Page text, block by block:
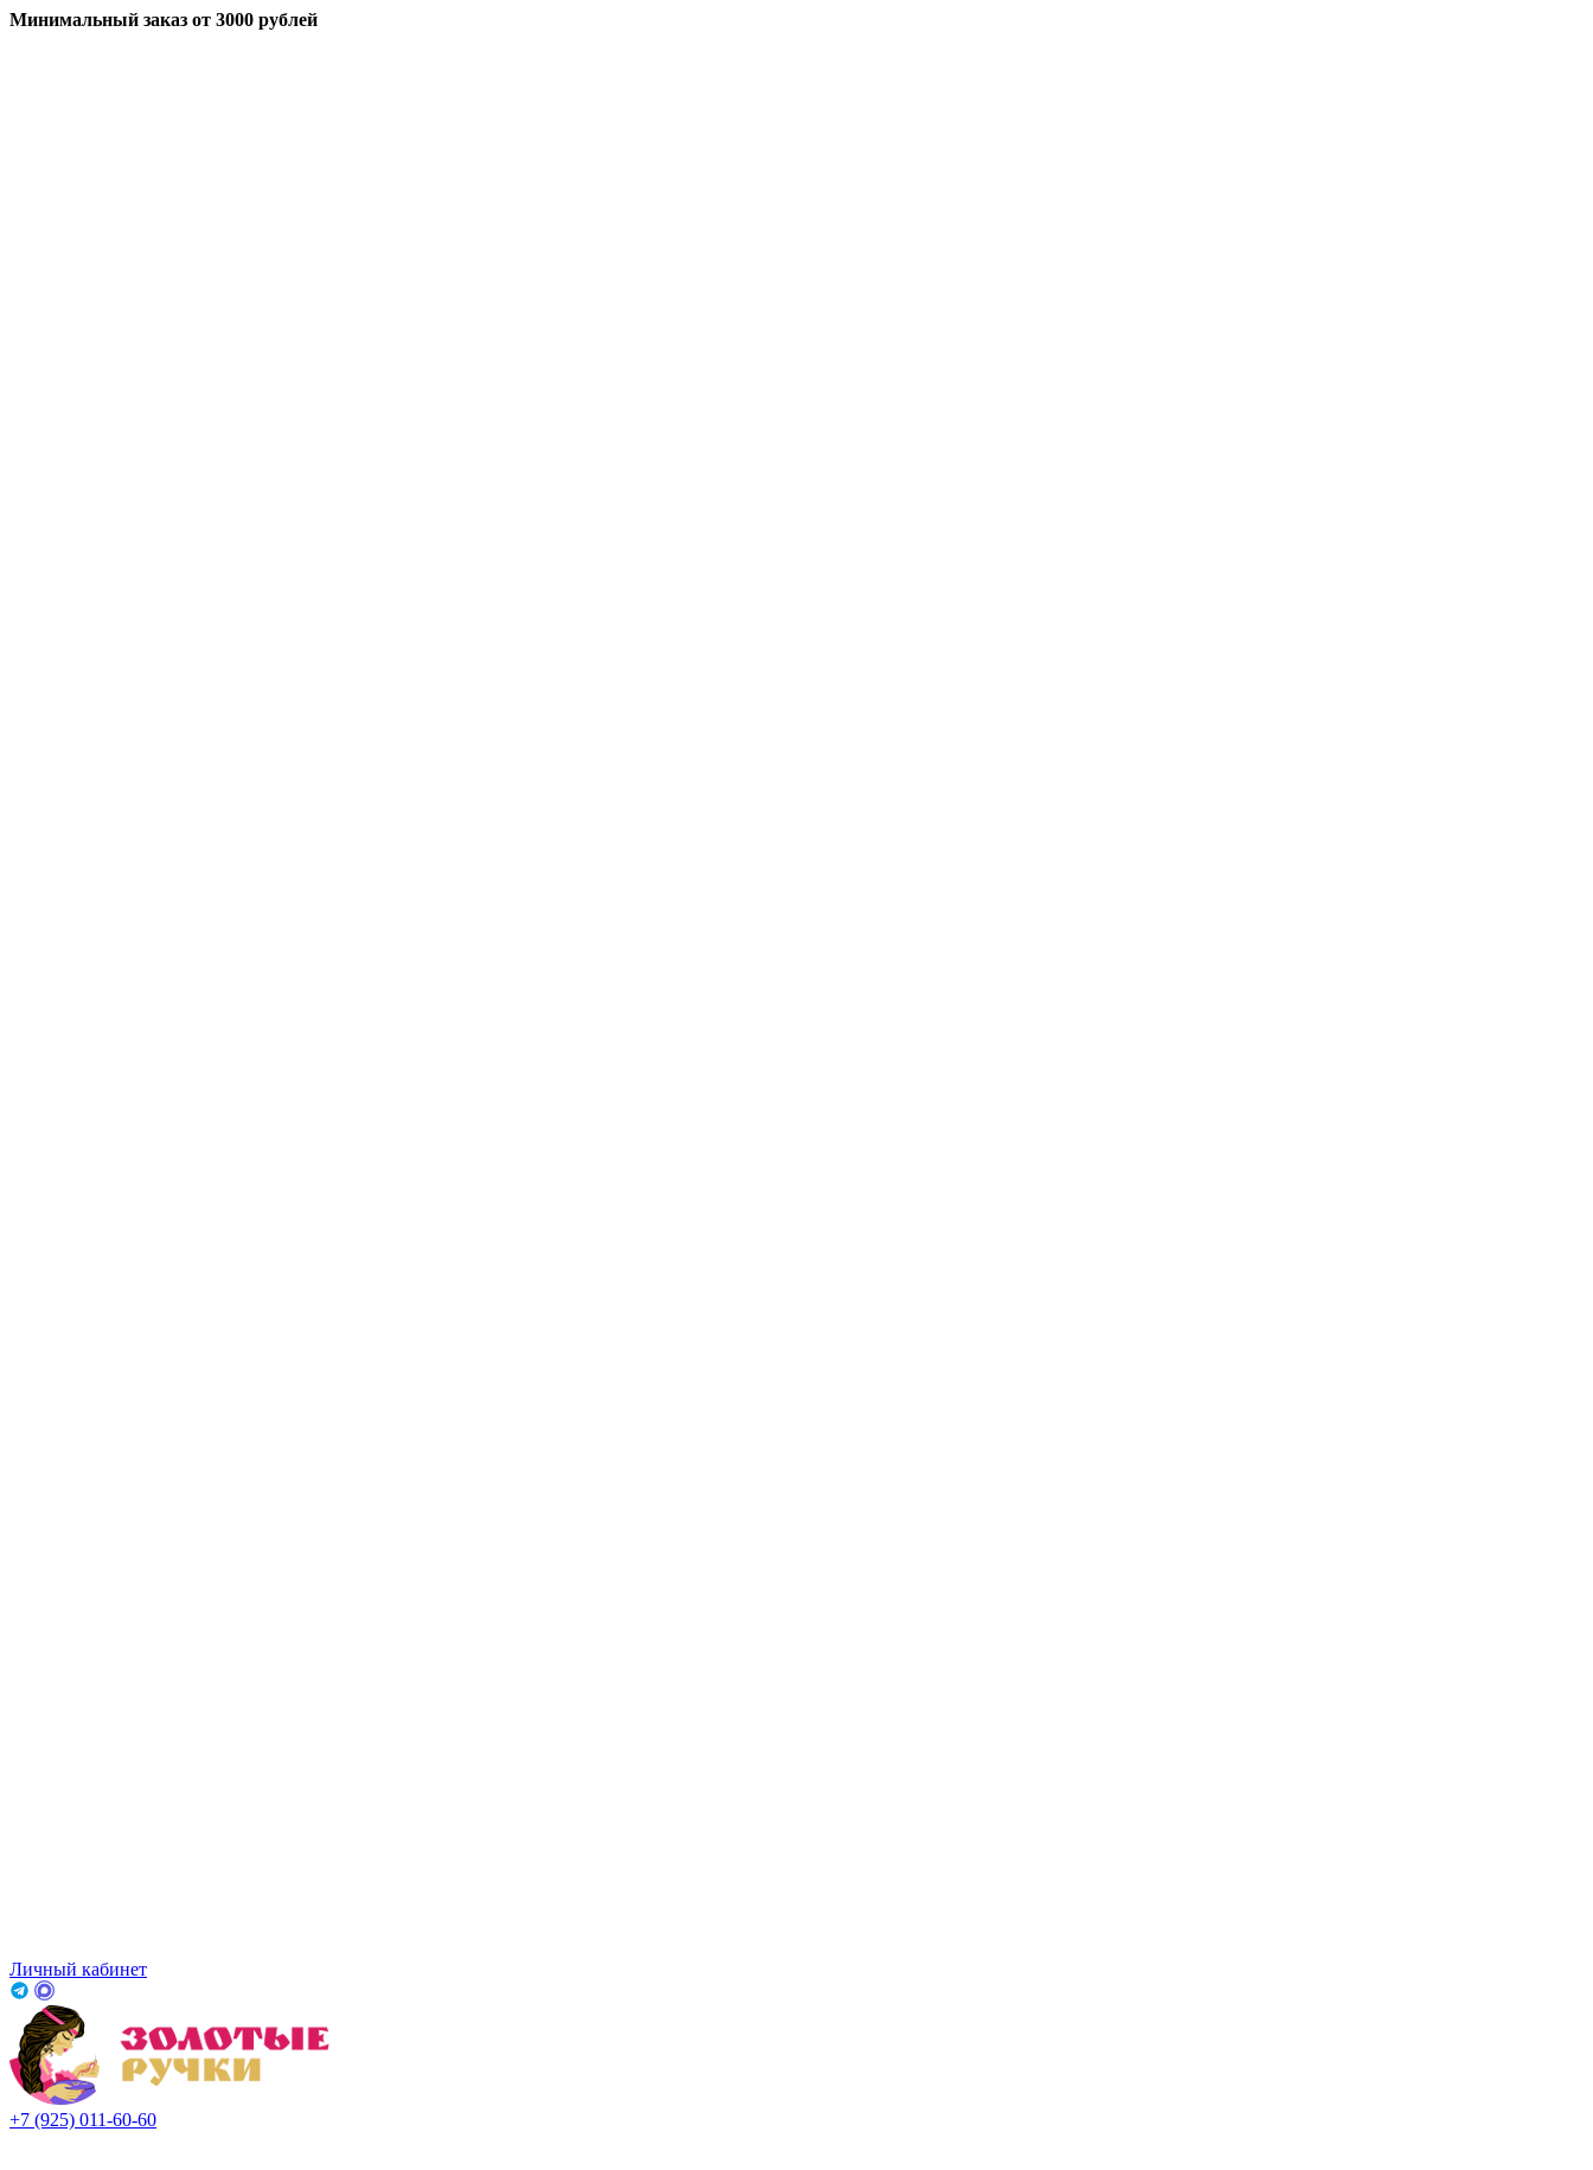
Минимальный заказ от 3000 рублей
Личный кабинет
+7 (925) 011-60-60